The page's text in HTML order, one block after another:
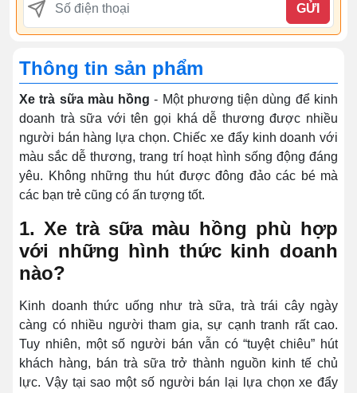
GỬI
Thông tin sản phẩm
Xe trà sữa màu hồng - Một phương tiện dùng để kinh
doanh trà sữa với tên gọi khá dễ thương được nhiều
người bán hàng lựa chọn. Chiếc xe đẩy kinh doanh với
màu sắc dễ thương, trang trí hoạt hình sống động đáng
yêu. Không những thu hút được đông đảo các bé mà
các bạn trẻ cũng có ấn tượng tốt.
1. Xe trà sữa màu hồng phù hợp
với những hình thức kinh doanh
nào?
Kinh doanh thức uống như trà sữa, trà trái cây ngày
càng có nhiều người tham gia, sự cạnh tranh rất cao.
Tuy nhiên, một số người bán vẫn có “tuyệt chiêu” hút
khách hàng, bán trà sữa trở thành nguồn kinh tế chủ
lực. Vậy tại sao một số người bán lại lựa chọn xe đẩy